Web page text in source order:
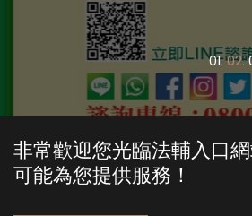
01. 02.
非常歡迎您光臨法輔入口
可能為您提供服務！